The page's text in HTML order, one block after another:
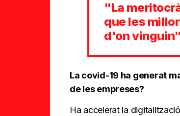
"La
que les
d'on vinguin"
La covid-19 ha generat
de les empreses?
Ha accelerat la